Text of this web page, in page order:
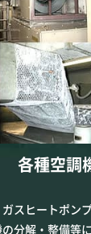
各種空調
スヒートポン
分解・整備等